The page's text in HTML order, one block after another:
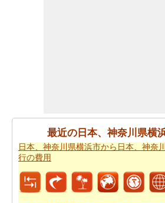
日本、神奈川県横浜市から日
での飛行時間を得ることができます
可能性を知りたいことを決定した
神奈川県横浜市から日本、茨城県
最近の日本、神奈川県横
日本、神奈川県横浜市から日本、神奈
行の費用